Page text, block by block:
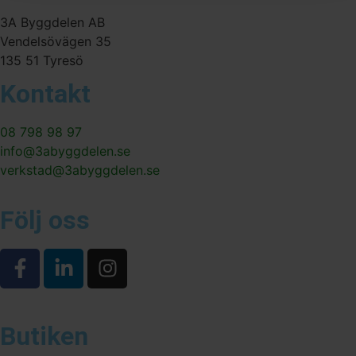
3A Byggdelen AB
Vendelsövägen 35
135 51 Tyresö
Kontakt
08 798 98 97
info@3abyggdelen.se
verkstad@3abyggdelen.se
Följ oss
Butiken